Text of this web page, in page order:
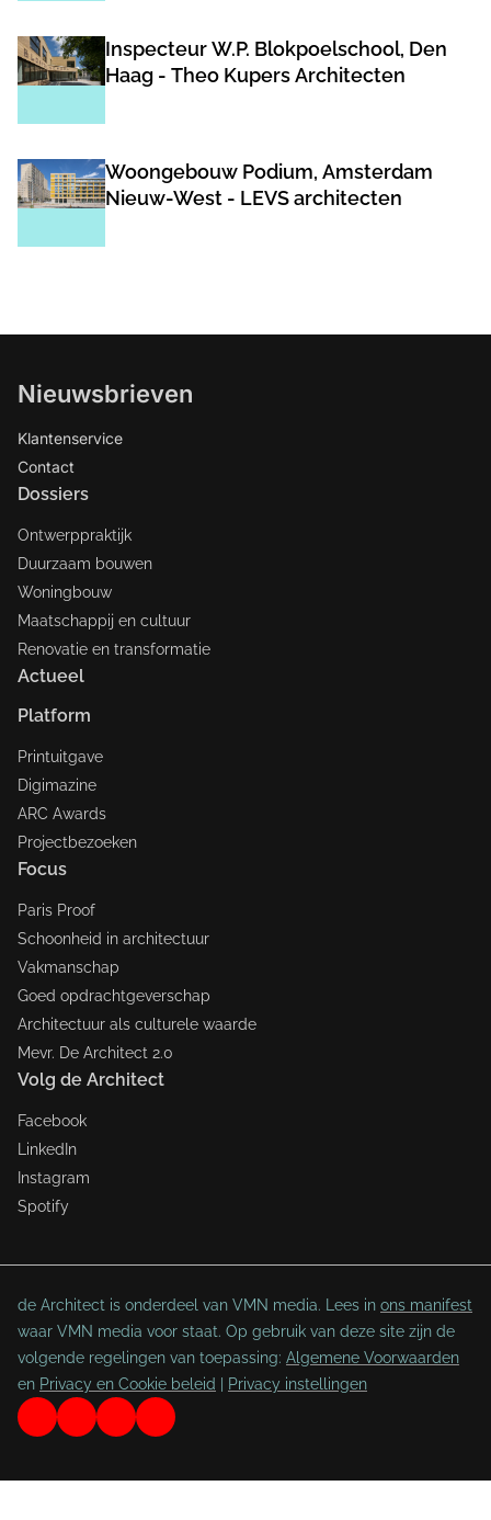
Inspecteur W.P. Blokpoelschool, Den
Haag - Theo Kupers Architecten
Woongebouw Podium, Amsterdam
Nieuw-West - LEVS architecten
Nieuwsbrieven
Klantenservice
Contact
Dossiers
Ontwerppraktijk
Duurzaam bouwen
Woningbouw
Maatschappij en cultuur
Renovatie en transformatie
Actueel
Platform
Printuitgave
Digimazine
ARC Awards
Projectbezoeken
Focus
Paris Proof
Schoonheid in architectuur
Vakmanschap
Goed opdrachtgeverschap
Architectuur als culturele waarde
Mevr. De Architect 2.0
Volg de Architect
Facebook
LinkedIn
Instagram
Spotify
de Architect is onderdeel van VMN media. Lees in ons manifest
waar VMN media voor staat. Op gebruik van deze site zijn de
volgende regelingen van toepassing: Algemene Voorwaarden
en Privacy en Cookie beleid | Privacy instellingen